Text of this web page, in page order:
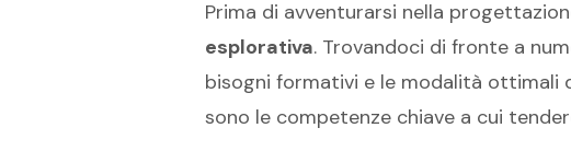
Prima di avventurarsi nella
esplorativa. Trovandoci di fronte a
bisogni formativi e le modalità ottimali
sono le competenze chiave a cui